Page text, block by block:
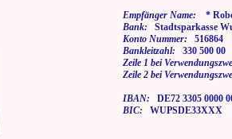
Empfänger Name: *
Bank: Stadtsparkasse
Konto Nummer: 516864
Bankleitzahl: 330 500 00
Zeile 1 bei
Zeile 2 bei
IBAN: DE72 3305 0000
BIC: WUPSDE33XXX